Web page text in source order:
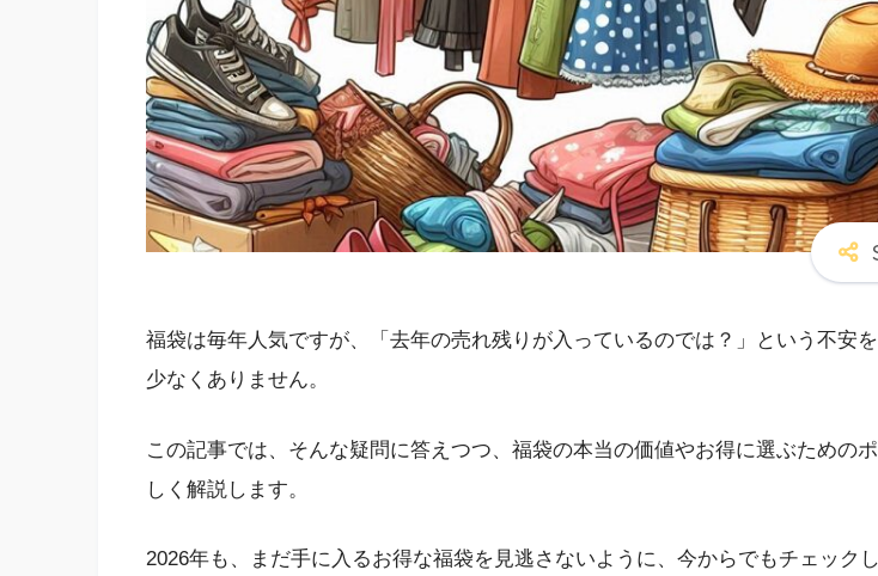
福袋は毎年人気ですが、「去年の売れ残りが入っているのでは？」という不安
少なくありません。
この記事では、そんな疑問に答えつつ、福袋の本当の価値やお得に選ぶための
しく解説します。
2026年も、まだ手に入るお得な福袋を見逃さないように、今からでもチェック